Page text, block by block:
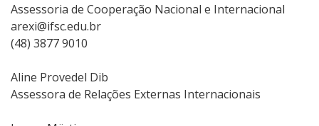
Assessoria de Cooperação Nacional e Internacional
arexi@ifsc.edu.br
(48) 3877 9010
Aline Provedel Dib
Assessora de Relações Externas Internacionais